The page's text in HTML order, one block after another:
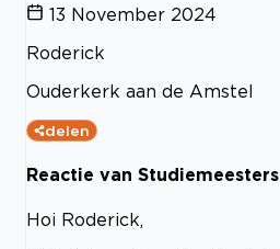
13 November 2024
Roderick
Ouderkerk aan de Amstel
delen
Reactie van Studiemeesters
Hoi Roderick,